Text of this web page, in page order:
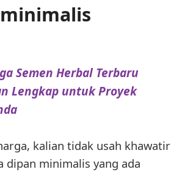
minimalis
Semen Herbal Terbaru
Lengkap untuk Proyek
kalian tidak usah khawatir
dipan minimalis yang ada